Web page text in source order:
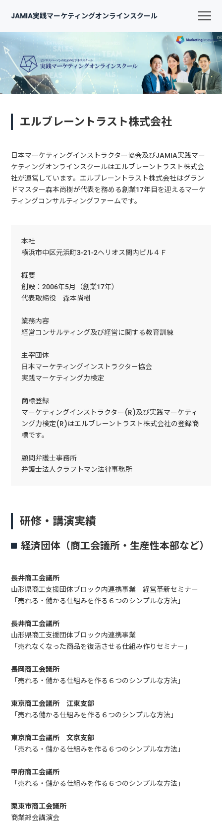
JAMIA実践マーケティングオンラインスクール
エルブレーントラスト株式会社
日本マーケティングインストラクター協会及びJAMIA実践マー
ケティングオンラインスクールはエルブレーントラスト株式会
社が運営しています。エルブレーントラスト株式会社はグラン
ドマスター森本尚樹が代表を務める創業17年目を迎えるマーケ
ティングコンサルティングファームです。
本社
横浜市中区元浜町3-21-2ヘリオス関内ビル４Ｆ
概要
創設：2006年5月（創業17年）
代表取締役 森本尚樹
業務内容
経営コンサルティング及び経営に関する教育訓練
主宰団体
日本マーケティングインストラクター協会
実践マーケティング力検定
商標登録
マーケティングインストラクター(R)及び実践マーケティ
ング力検定(R)はエルブレーントラスト株式会社の登録商
標です。
顧問弁護士事務所
弁護士法人クラフトマン法律事務所
研修・講演実績
経済団体（商工会議所・生産性本部など）
長井商工会議所
山形県商工支援団体ブロック内連携事業 経営革新セミナー
「売れる・儲かる仕組みを作る６つのシンプルな方法」
長井商工会議所
山形県商工支援団体ブロック内連携事業
「売れなくなった商品を復活させる仕組み作りセミナー」
長岡商工会議所
「売れる・儲かる仕組みを作る６つのシンプルな方法」
東京商工会議所 江東支部
「売れる儲かる仕組みを作る６つのシンプルな方法」
東京商工会議所 文京支部
「売れる・儲かる仕組みを作る６つのシンプルな方法」
甲府商工会議所
「売れる・儲かる仕組みを作る６つのシンプルな方法」
栗東市商工会議所
商業部会講演会